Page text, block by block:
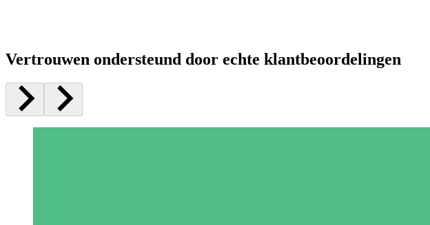
Vertrouwen ondersteund door echte klantbeoordelingen